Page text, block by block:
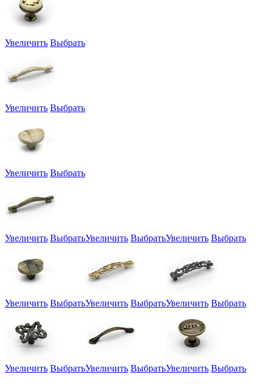
Увеличить Выбрать
Увеличить Выбрать
Увеличить Выбрать
Увеличить ВыбратьУвеличить ВыбратьУвеличить Выбрать
Увеличить ВыбратьУвеличить ВыбратьУвеличить Выбрать
Увеличить ВыбратьУвеличить ВыбратьУвеличить Выбрать